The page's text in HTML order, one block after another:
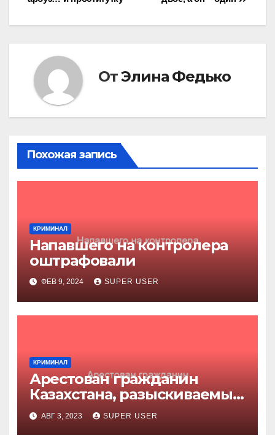
по
ОтЭлина Федько
Похожая запись
КРИМИНАЛ
Напавшего на контролера
оштрафовали
ФЕВ 9, 2024 SUPER USER
КРИМИНАЛ
Арестован гражданин
Казахстана, разыскиваемый
за убийство
АВГ 3, 2023 SUPER USER